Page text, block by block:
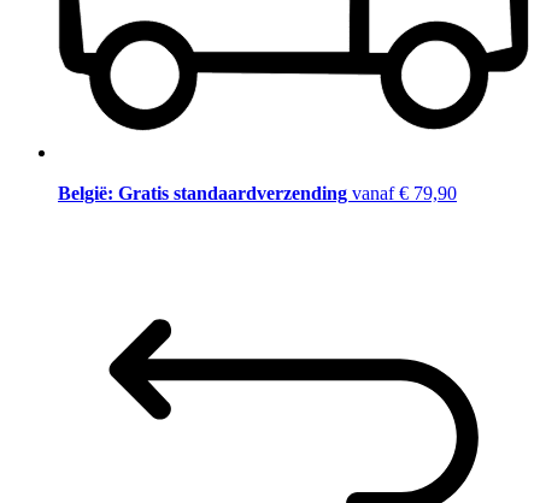
België: Gratis standaardverzending vanaf € 79,90